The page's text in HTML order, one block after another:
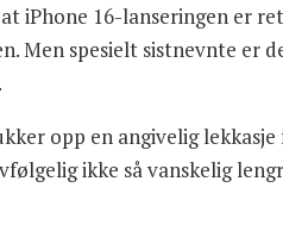
iPhone 16-lanseringen er
Men spesielt sistnevnte er
opp en angivelig
ikke så vanskelig